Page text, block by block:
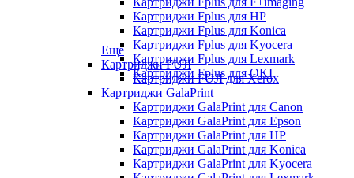
Картриджи Fplus для HP
Картриджи Fplus для Konica
Картриджи Fplus для Kyocera
Картриджи Fplus для Lexmark
Картриджи Fplus для OKI
Еще
Картриджи FUJI
Картриджи FUJI для Xerox
Картриджи GalaPrint
Картриджи GalaPrint для Canon
Картриджи GalaPrint для Epson
Картриджи GalaPrint для HP
Картриджи GalaPrint для Konica
Картриджи GalaPrint для Kyocera